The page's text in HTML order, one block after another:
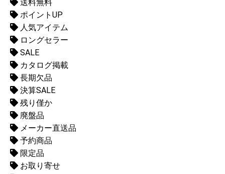
送料無料
ポイントUP
人気アイテム
ロングセラー
SALE
カタログ掲載
長期欠品
決算SALE
残り僅か
廃盤品
メーカー直送品
予約商品
限定品
お取り寄せ